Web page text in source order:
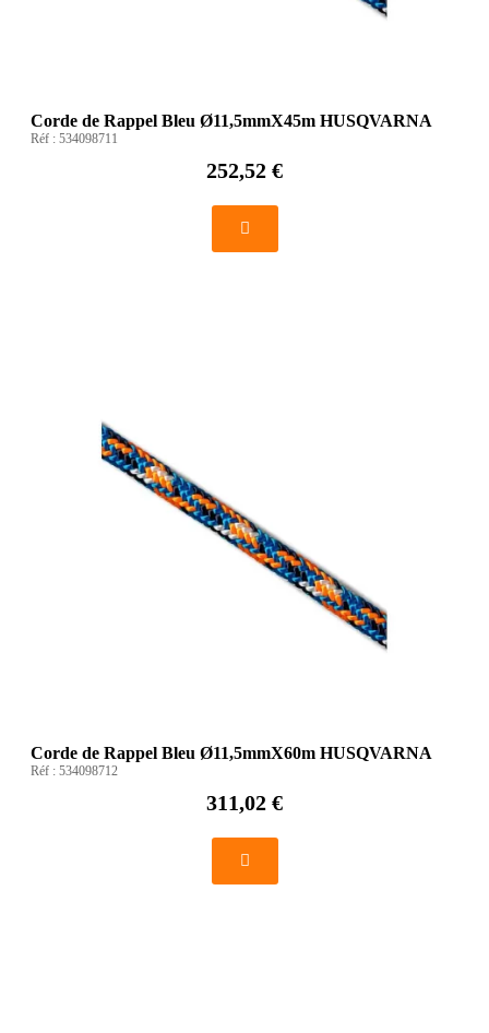
Corde de Rappel Bleu Ø11,5mmX45m HUSQVARNA
Réf : 534098711
252,52 €
Corde de Rappel Bleu Ø11,5mmX60m HUSQVARNA
Réf : 534098712
311,02 €